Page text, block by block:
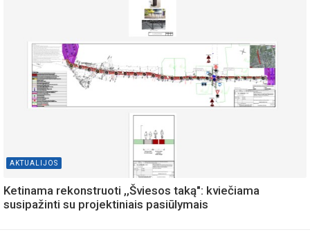
AKTUALIJOS
Ketinama rekonstruoti ,,Šviesos taką": kviečiama
susipažinti su projektiniais pasiūlymais